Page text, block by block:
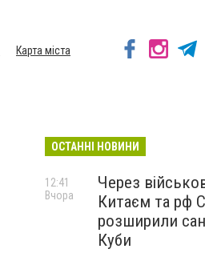
Карта міста
ОСТАННІ НОВИНИ
Через
Китаєм та рф
розширили
Куби
12:41
Вчора